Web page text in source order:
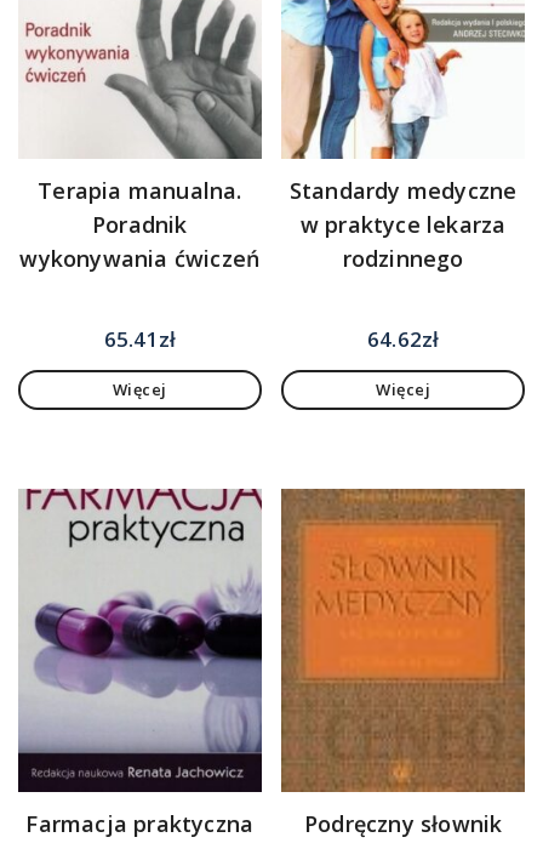
Terapia manualna.
Poradnik
wykonywania ćwiczeń
65.41 zł
Więcej
Standardy medyczne
w praktyce lekarza
rodzinnego
64.62zł
Więcej
Farmacja praktyczna
Podręczny słownik